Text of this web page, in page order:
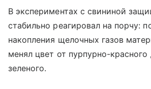
В экспериментах с свининой
стабильно реагировал на порчу:
накопления щелочных газов
менял цвет от пурпурно-
зеленого.